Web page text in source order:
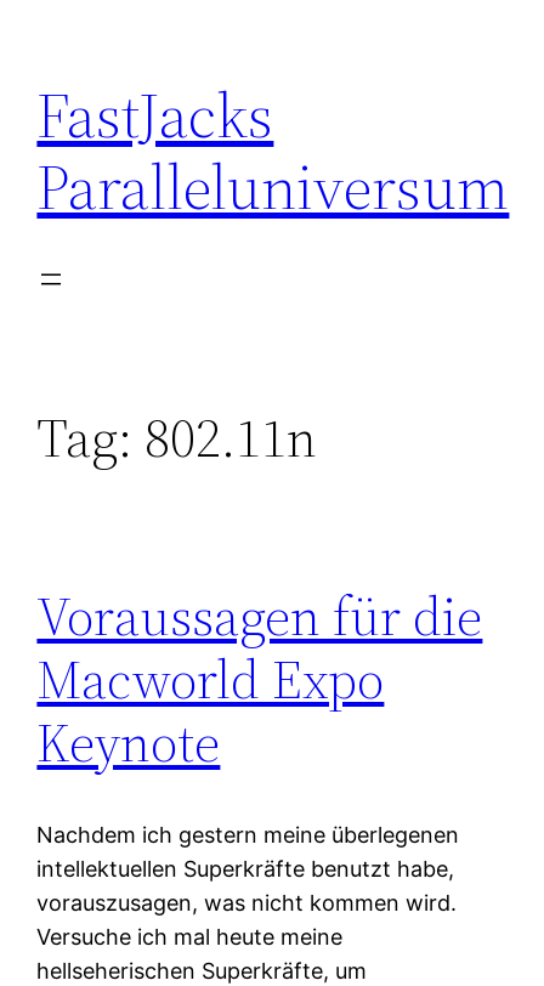
content
FastJacks
Paralleluniversum
Tag: 802.11n
Voraussagen für die
Macworld Expo
Keynote
Nachdem ich gestern meine überlegenen
intellektuellen Superkräfte benutzt habe,
vorauszusagen, was nicht kommen wird.
Versuche ich mal heute meine
hellseherischen Superkräfte, um